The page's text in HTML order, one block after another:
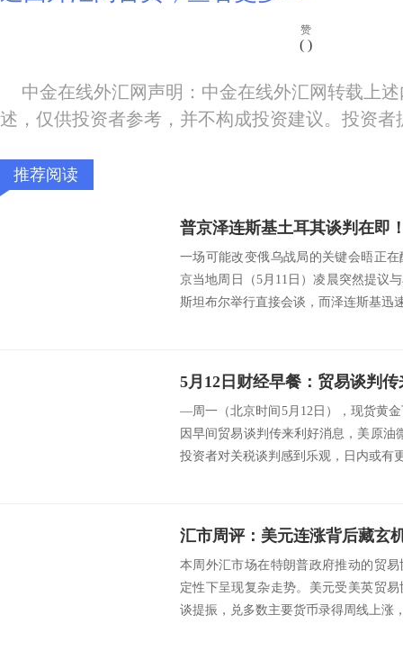
赞
( )
中金在线外汇网声明：中金在线外汇网转载上
述，仅供投资者参考，并不构成投资建议。投资
推荐阅读
一场可能改变俄乌战局的关键会晤正
京当地周日（5月11日）凌晨突然提议
斯坦布尔举行直接会谈，而泽连斯基迅
—周一（北京时间5月12日），现货黄
因早间贸易谈判传来利好消息，美原油
投资者对关税谈判感到乐观，日内或有
本周外汇市场在特朗普政府推动的贸
定性下呈现复杂走势。美元受美英贸
谈提振，兑多数主要货币录得周线上涨